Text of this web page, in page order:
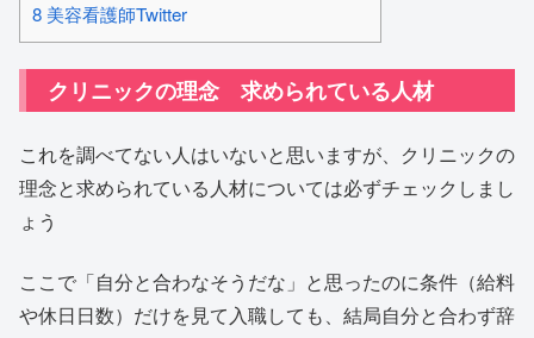
8 美容看護師Twitter
クリニックの理念 求められている人材
これを調べてない人はいないと思いますが、クリニックの
理念と求められている人材については必ずチェックしまし
ょう
ここで「自分と合わなそうだな」と思ったのに条件（給料
や休日日数）だけを見て入職しても、結局自分と合わず辞